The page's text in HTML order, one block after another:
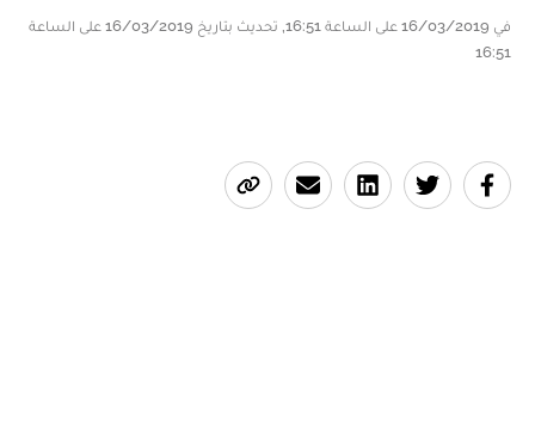
في 16/03/2019 على الساعة 16:51, تحديث بتاريخ 16/03/2019 على الساعة
16:51